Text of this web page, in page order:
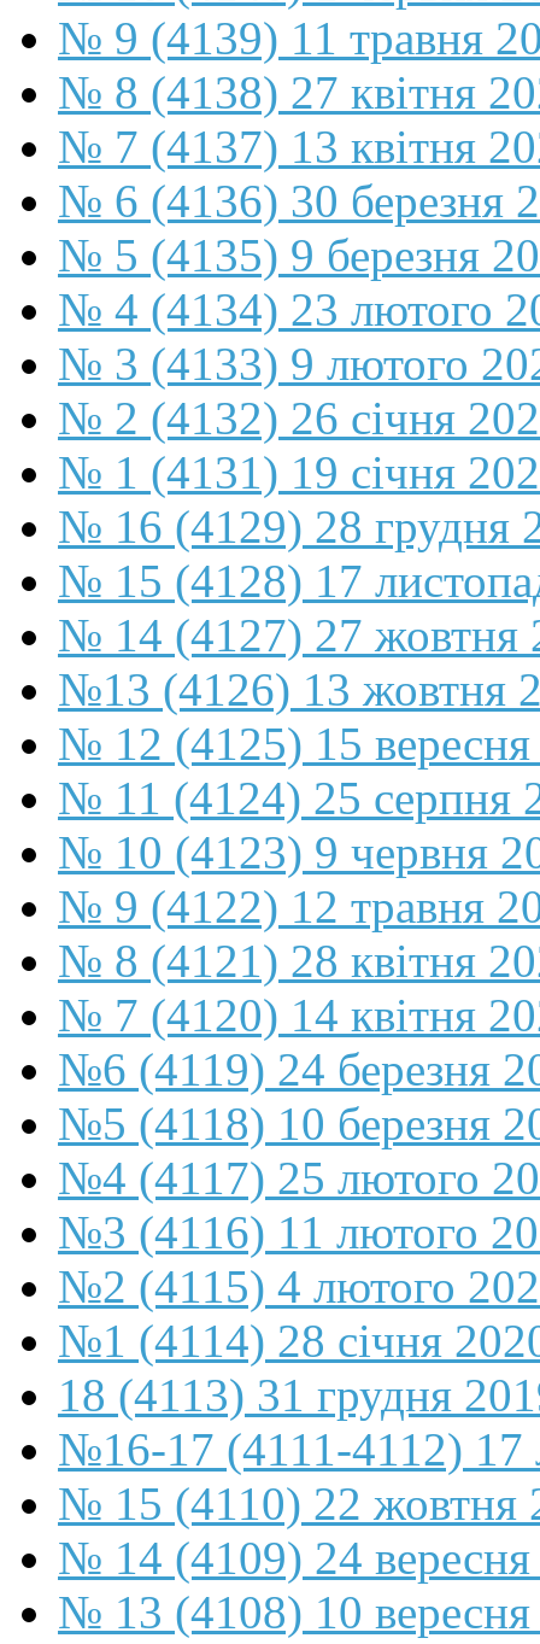
№ 9 (4139) 11 травня
№ 8 (4138) 27 квітня
№ 7 (4137) 13 квітня
№ 6 (4136) 30 березня
№ 5 (4135) 9 березня
№ 4 (4134) 23 лютого
№ 3 (4133) 9 лютого
№ 2 (4132) 26 січня
№ 1 (4131) 19 січня
№ 16 (4129) 28 грудня
№ 15 (4128) 17
№ 14 (4127) 27 жовтня
№13 (4126) 13 жовтня
№ 12 (4125) 15
№ 11 (4124) 25 серпня
№ 10 (4123) 9 червня
№ 9 (4122) 12 травня
№ 8 (4121) 28 квітня
№ 7 (4120) 14 квітня
№6 (4119) 24 березня
№5 (4118) 10 березня
№4 (4117) 25 лютого
№3 (4116) 11 лютого
№2 (4115) 4 лютого
№1 (4114) 28 січня
18 (4113) 31 грудня
№16-17 (4111-4112) 17
№ 15 (4110) 22 жовтня
№ 14 (4109) 24
№ 13 (4108) 10